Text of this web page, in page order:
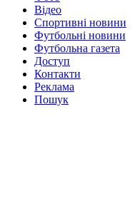
Відео
Спортивні новини
Футбольні новини
Футбольна газета
Доступ
Контакти
Реклама
Пошук